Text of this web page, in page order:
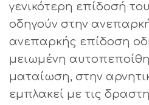
γενικότερη επίδοσή
οδηγούν στην
ανεπαρκής επίδοση
μειωμένη
ματαίωση, στην
εμπλακεί με τις